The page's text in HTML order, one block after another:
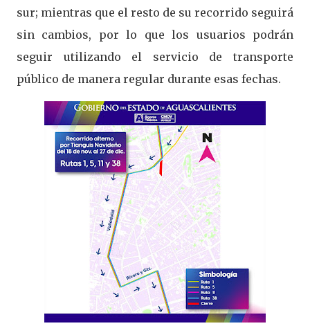
sur; mientras que el resto de su recorrido seguirá
sin cambios, por lo que los usuarios podrán
seguir utilizando el servicio de transporte
público de manera regular durante esas fechas.